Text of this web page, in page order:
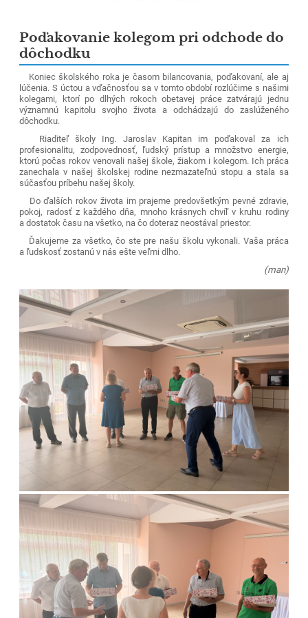
Poďakovanie kolegom pri odchode do
dôchodku
Koniec školského roka je časom bilancovania, poďakovaní, ale aj
lúčenia. S úctou a vďačnosťou sa v tomto období rozlúčime s našimi
kolegami, ktorí po dlhých rokoch obetavej práce zatvárajú jednu
významnú kapitolu svojho života a odchádzajú do zaslúženého
dôchodku.
Riaditeľ školy Ing. Jaroslav Kapitan im poďakoval za ich
profesionalitu, zodpovednosť, ľudský prístup a množstvo energie,
ktorú počas rokov venovali našej škole, žiakom i kolegom. Ich práca
zanechala v našej školskej rodine nezmazateľnú stopu a stala sa
súčasťou príbehu našej školy.
Do ďalších rokov života im prajeme predovšetkým pevné zdravie,
pokoj, radosť z každého dňa, mnoho krásnych chvíľ v kruhu rodiny
a dostatok času na všetko, na čo doteraz neostával priestor.
Ďakujeme za všetko, čo ste pre našu školu vykonali. Vaša práca
a ľudskosť zostanú v nás ešte veľmi dlho.
(man)